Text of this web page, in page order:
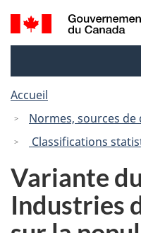
Recherche
et
Accueil
Normes, sources
Classifications
Variante
Industries